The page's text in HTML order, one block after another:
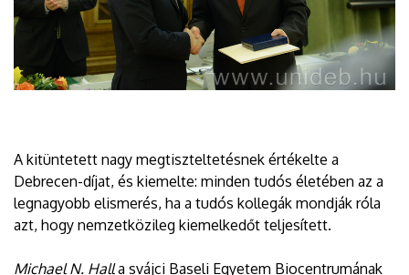
A kitüntetett nagy megtiszteltetésnek értékelte a
Debrecen-díjat, és kiemelte: minden tudós életében az a
legnagyobb elismerés, ha a tudós kollegák mondják róla
azt, hogy nemzetközileg kiemelkedőt teljesített.
Michael N. Halla svájci Baseli Egyetem Biocentrumának